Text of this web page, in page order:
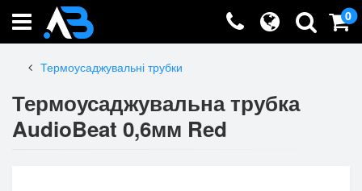
0
Термоусаджувальні трубки
Термоусаджувальна трубка
AudioBeat 0,6мм Red